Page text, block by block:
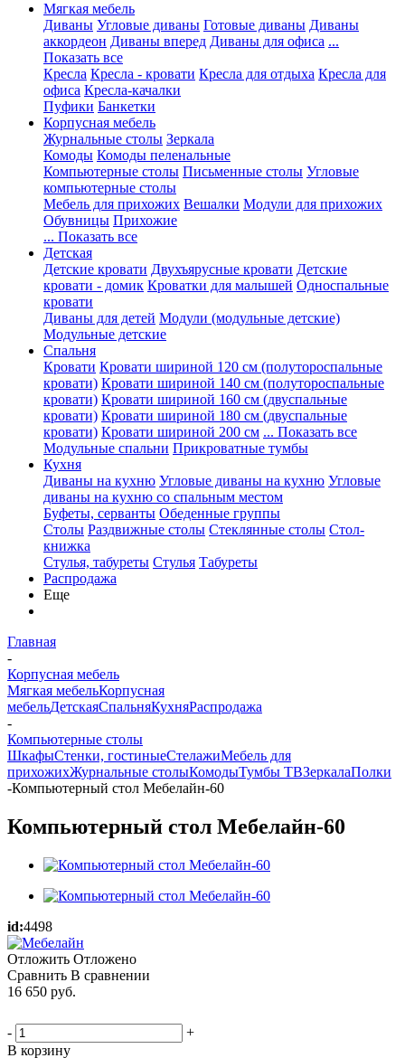
Мягкая мебель
Диваны Угловые диваны Готовые диваны Диваны
аккордеон Диваны вперед Диваны для офиса ...
Показать все
Кресла Кресла - кровати Кресла для отдыха Кресла для
офиса Кресла-качалки
Пуфики Банкетки
Корпусная мебель
Журнальные столы Зеркала
Комоды Комоды пеленальные
Компьютерные столы Письменные столы Угловые
компьютерные столы
Мебель для прихожих Вешалки Модули для прихожих
Обувницы Прихожие
... Показать все
Детская
Детские кровати Двухъярусные кровати Детские
кровати - домик Кроватки для малышей Односпальные
кровати
Диваны для детей Модули (модульные детские)
Модульные детские
Спальня
Кровати Кровати шириной 120 см (полутороспальные
кровати) Кровати шириной 140 см (полутороспальные
кровати) Кровати шириной 160 см (двуспальные
кровати) Кровати шириной 180 см (двуспальные
кровати) Кровати шириной 200 см ... Показать все
Модульные спальни Прикроватные тумбы
Кухня
Диваны на кухню Угловые диваны на кухню Угловые
диваны на кухню со спальным местом
Буфеты, серванты Обеденные группы
Столы Раздвижные столы Стеклянные столы Стол-
книжка
Стулья, табуреты Стулья Табуреты
Распродажа
Еще
Главная
-
Корпусная мебель
Мягкая мебельКорпусная
мебельДетскаяСпальняКухняРаспродажа
-
Компьютерные столы
ШкафыСтенки, гостиныеСтелажиМебель для
прихожихЖурнальные столыКомодыТумбы ТВЗеркалаПолки
-Компьютерный стол Мебелайн-60
Компьютерный стол Мебелайн-60
id:4498
Отложить Отложено
Сравнить В сравнении
16 650 руб.
-
+
В корзину